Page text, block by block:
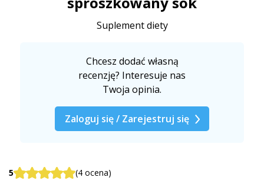
Suplement diety
Chcesz dodać własną
recenzję? Interesuje nas
Twoja opinia.
Zaloguj się / Zarejestruj się
5 (4 ocena)